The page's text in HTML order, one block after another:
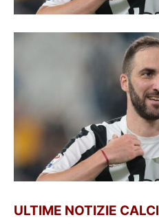
ULTIME NOTIZIE